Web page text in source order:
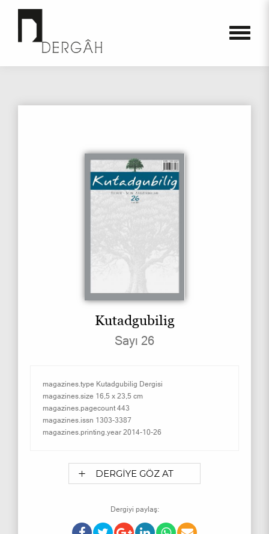
Kutadgubilig
Sayı 26
magazines.type Kutadgubilig Dergisi
magazines.size 16,5 x 23,5 cm
magazines.pagecount 443
magazines.issn 1303-3387
magazines.printing.year 2014-10-26
DERGİYE GÖZ AT
Dergiyi paylaş: